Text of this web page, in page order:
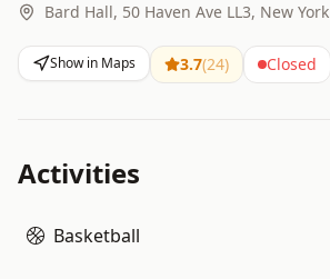
Bard Hall, 50 Haven Ave LL3, New York
Show in Maps 3.7(24) Closed
Activities
Basketball